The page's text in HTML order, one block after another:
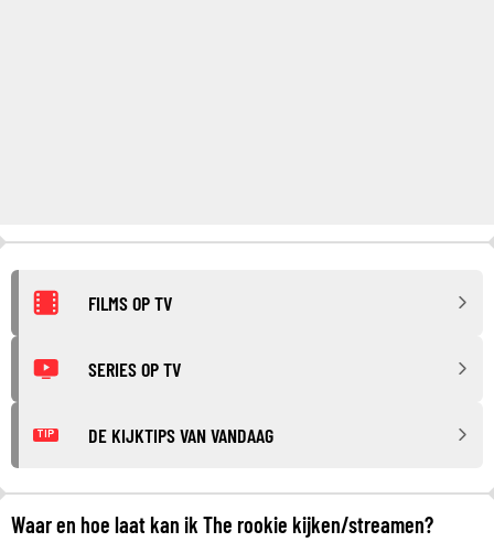
FILMS OP TV
SERIES OP TV
TIP DE KIJKTIPS VAN VANDAAG
Waar en hoe laat kan ik The rookie kijken/streamen?